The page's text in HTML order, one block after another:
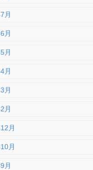
月
月
月
月
月
月
月
月
月